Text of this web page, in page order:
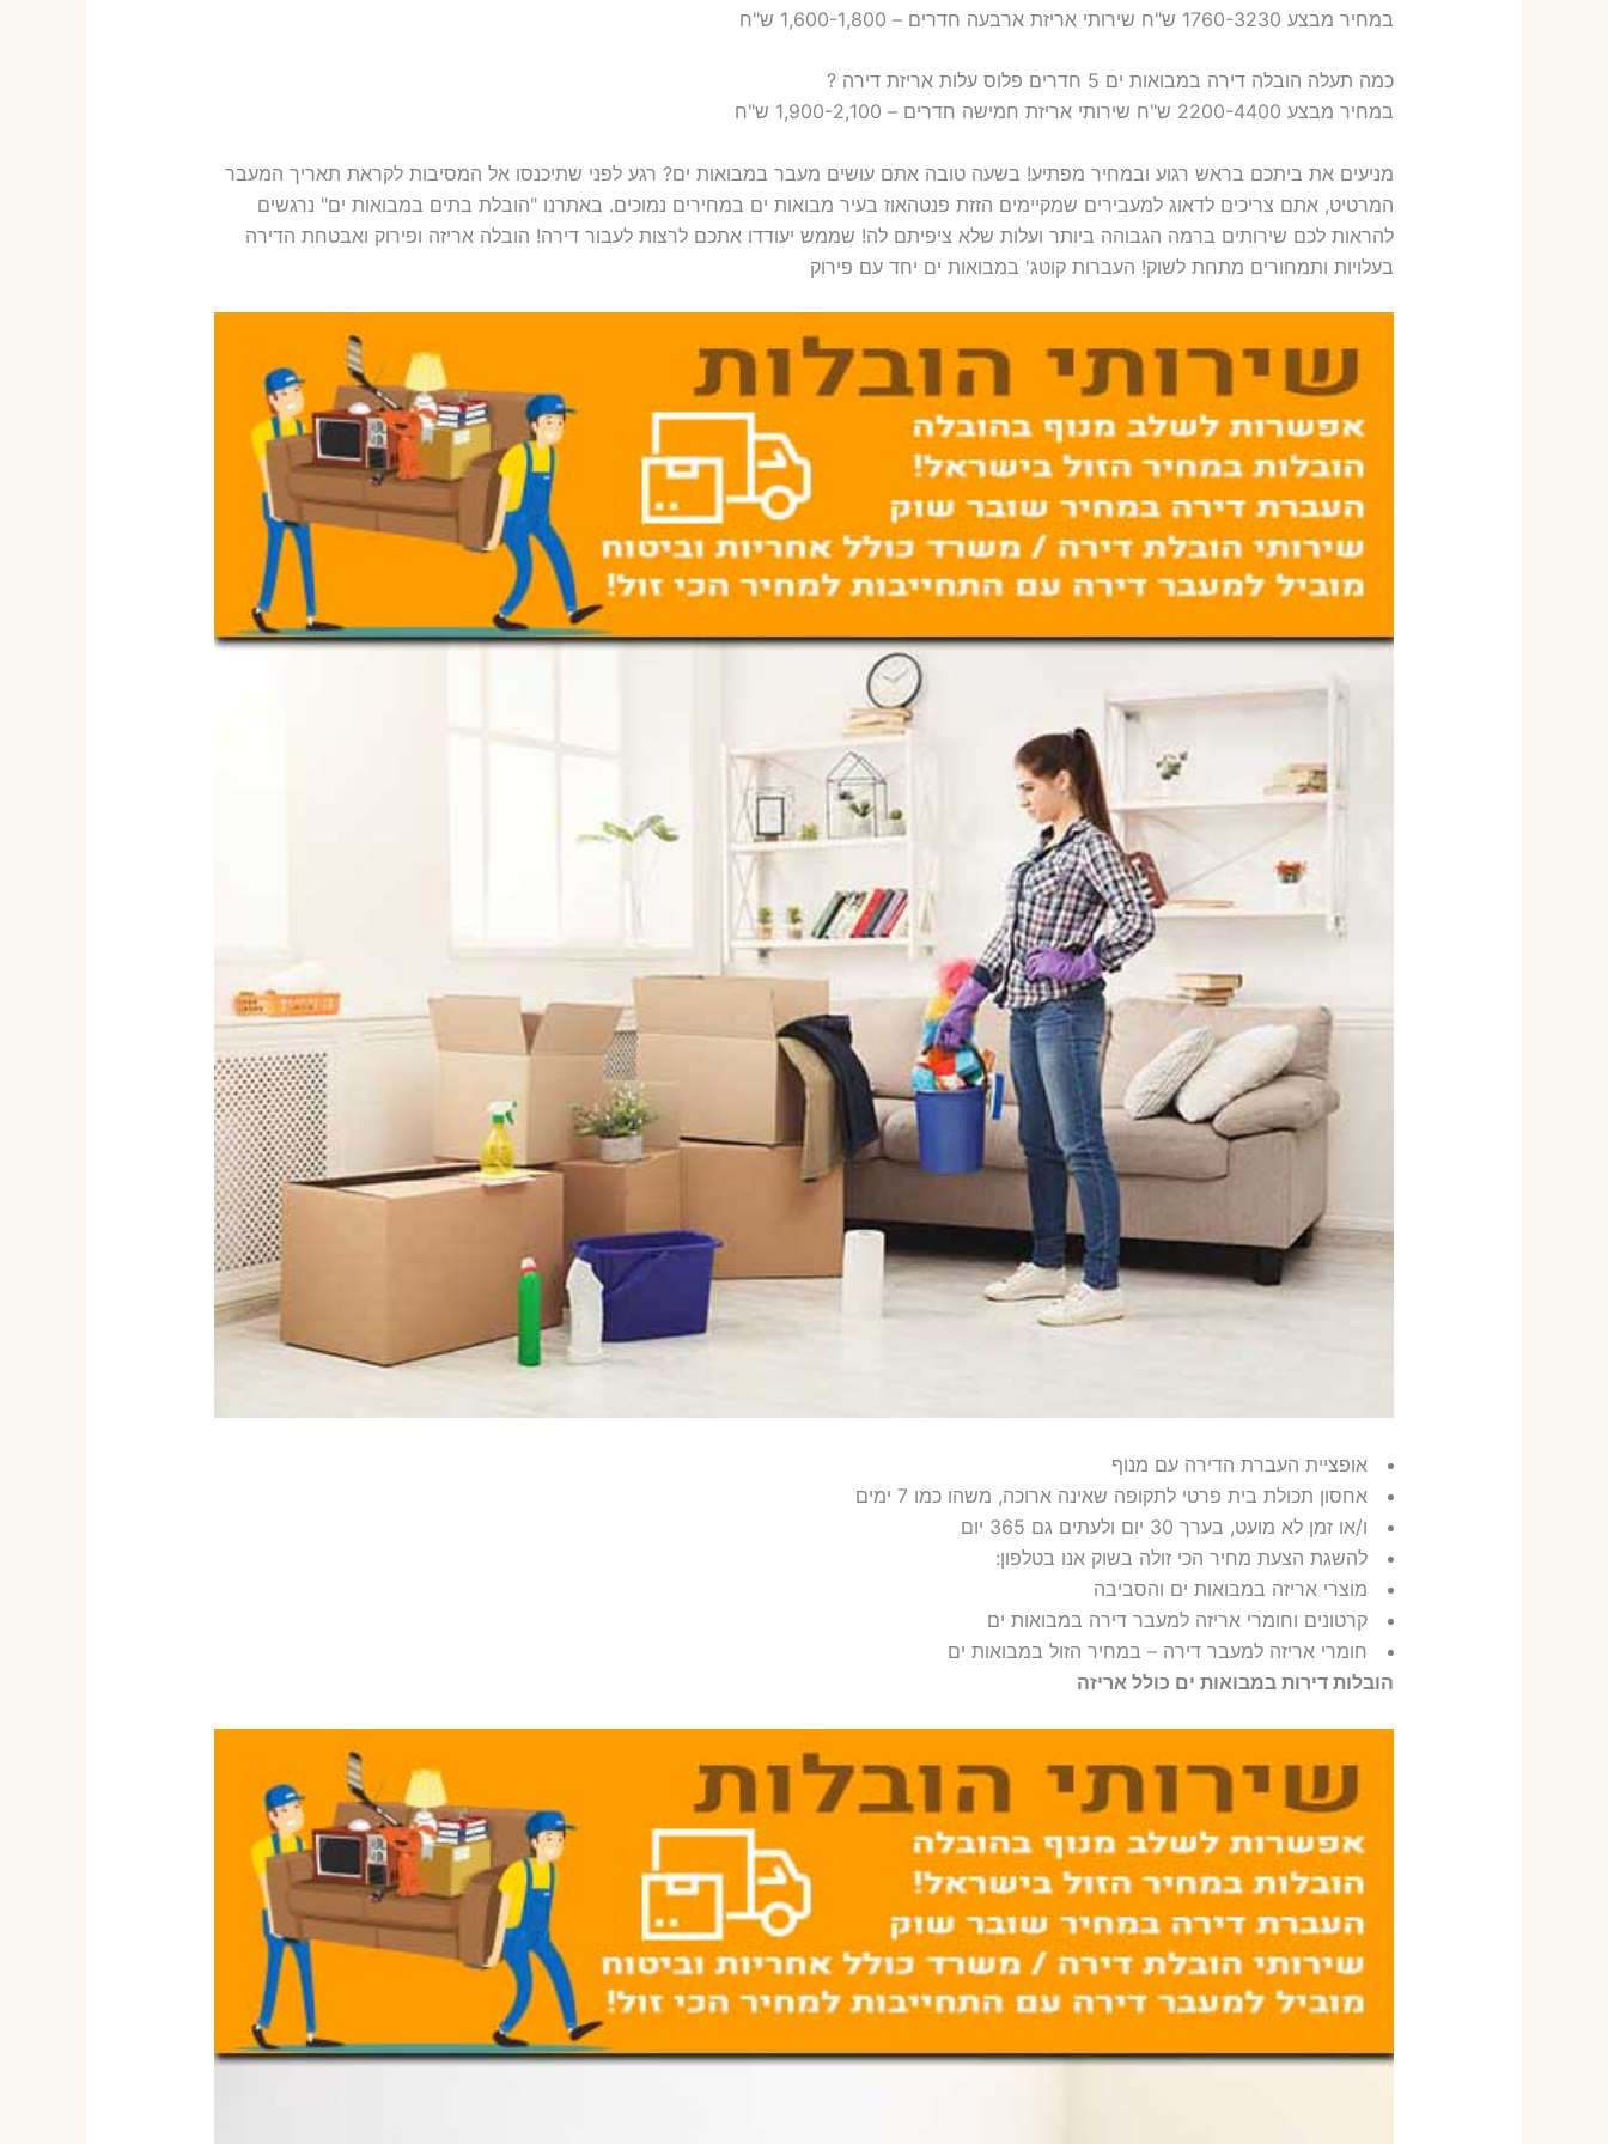
במחיר מבצע 1760-3230 ש"ח שירותי אריזת ארבעה חדרים – 1,600-1,800 ש"ח
כמה תעלה הובלה דירה במבואות ים 5 חדרים פלוס עלות אריזת דירה ?
במחיר מבצע 2200-4400 ש"ח שירותי אריזת חמישה חדרים – 1,900-2,100 ש"ח
מניעים את ביתכם בראש רגוע ובמחיר מפתיע! בשעה טובה אתם עושים מעבר במבואות ים? רגע לפני שתיכנסו אל המסיבות לקראת תאריך המעבר
המרטיט, אתם צריכים לדאוג למעבירים שמקיימים הזזת פנטהאוז בעיר מבואות ים במחירים נמוכים. באתרנו "הובלת בתים במבואות ים" נרגשים
להראות לכם שירותים ברמה הגבוהה ביותר ועלות שלא ציפיתם לה! שממש יעודדו אתכם לרצות לעבור דירה! הובלה אריזה ופירוק ואבטחת הדירה
בעלויות ותמחורים מתחת לשוק! העברות קוטג' במבואות ים יחד עם פירוק
אופציית העברת הדירה עם מנוף
אחסון תכולת בית פרטי לתקופה שאינה ארוכה, משהו כמו 7 ימים
ו/או זמן לא מועט, בערך 30 יום ולעתים גם 365 יום
להשגת הצעת מחיר הכי זולה בשוק אנו בטלפון:
מוצרי אריזה במבואות ים והסביבה
קרטונים וחומרי אריזה למעבר דירה במבואות ים
חומרי אריזה למעבר דירה – במחיר הזול במבואות ים
הובלות דירות במבואות ים כולל אריזה